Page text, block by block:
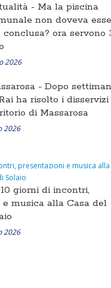
- Ma la piscina
non doveva
conclusa? ora servono
2026
- Dopo
ha risolto i
di Massarosa
2026
10 giorni di incontri,
musica alla Casa del
2026